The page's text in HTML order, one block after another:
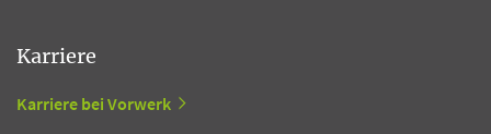
Karriere
Karriere bei Vorwerk